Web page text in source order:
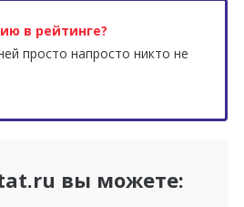
в рейтинге?
просто напросто никто не
вы можете: